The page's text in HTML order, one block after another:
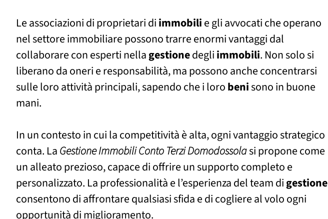
Le associazioni di proprietari diimmobilie gli avvocati che operano
nel settore immobiliare possono trarre enormi vantaggi dal
collaborare con esperti nellagestionedegliimmobili. Non solo si
liberano da oneri e responsabilità, ma possono anche concentrarsi
sulle loro attività principali, sapendo che i lorobenisono in buone
mani.
In un contesto in cui la competitività è alta, ogni vantaggio strategico
conta. LaGestione Immobili Conto Terzi Domodossolasi propone come
un alleato prezioso, capace di offrire un supporto completo e
personalizzato. La professionalità e l’esperienza del team digestione
consentono di affrontare qualsiasi sfida e di cogliere al volo ogni
opportunità di miglioramento.